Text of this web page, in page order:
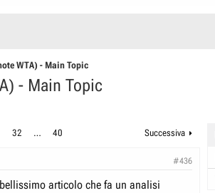
WTA) - Main Topic
- Main Topic
32 … 40 Successiva
#436
articolo che fa un analisi